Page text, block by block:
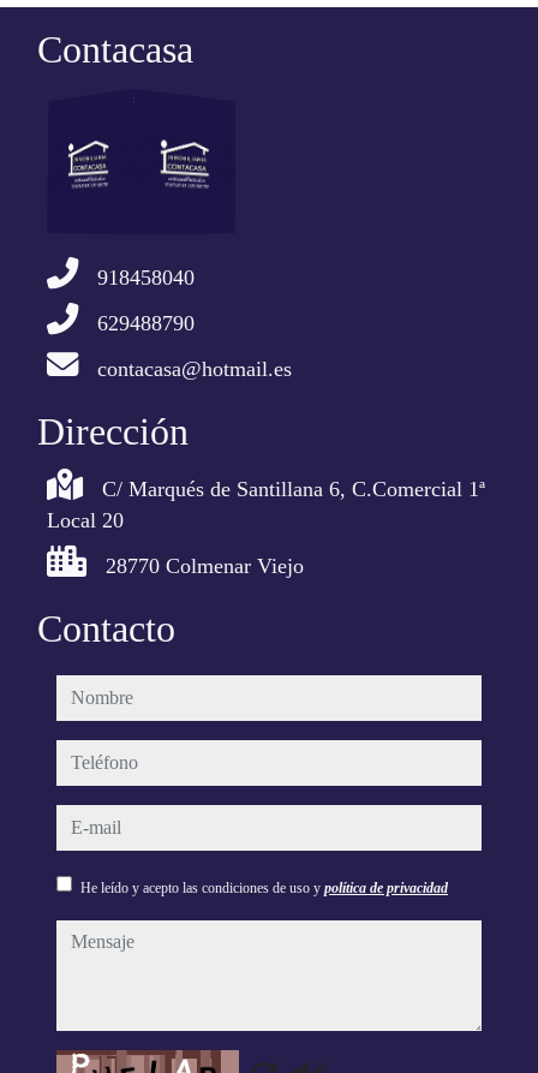
Contacasa
918458040
629488790
contacasa@hotmail.es
Dirección
C/ Marqués de Santillana 6, C.Comercial 1ª
Local 20
28770 Colmenar Viejo
Contacto
nombre
teléfono
e-mail
He leído y acepto las condiciones de uso y política de privacidad
mensaje
Captcha